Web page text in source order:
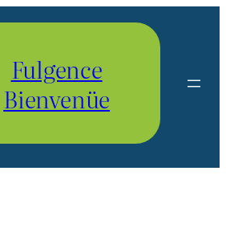
Fulgence
Bienvenüe